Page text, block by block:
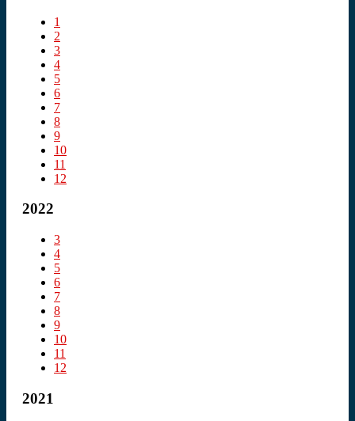
1
2
3
4
5
6
7
8
9
10
11
12
2022
3
4
5
6
7
8
9
10
11
12
2021